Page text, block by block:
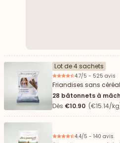
Lot de 4 sachets
4.7/5 - 525 avis
Friandises sans
28 bâtonnets à
Dès €10.90 (€15.14/
4.4/5 - 140 avis